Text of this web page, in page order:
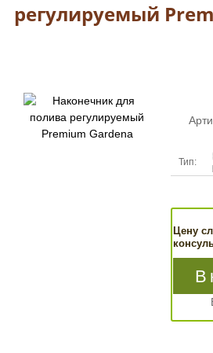
регулируемый
Тип:
Цену
В